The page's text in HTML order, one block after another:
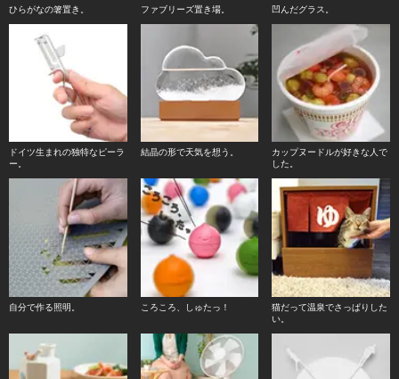
ひらがなの箸置き。 ファブリーズ置き場。 凹んだグラス。
ドイツ生まれの独特なピーラ
ー。
結晶の形で天気を想う。
カップヌードルが好きな人で
した。
自分で作る照明。 ころころ、しゅたっ！
猫だって温泉でさっぱりした
い。